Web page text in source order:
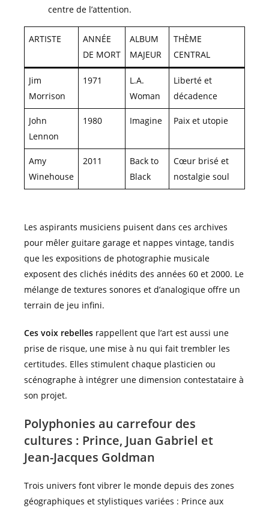
centre de l’attention.
ARTISTE
ANNÉE
DE MORT
ALBUM
MAJEUR
THÈME
CENTRAL
Jim
Morrison
1971
L.A.
Woman
Liberté et
décadence
John
Lennon
1980 Imagine Paix et utopie
Amy
Winehouse
2011
Back to
Black
Cœur brisé et
nostalgie soul
Les aspirants musiciens puisent dans ces archives
pour mêler guitare garage et nappes vintage, tandis
que les expositions de photographie musicale
exposent des clichés inédits des années 60 et 2000. Le
mélange de textures sonores et d’analogique offre un
terrain de jeu infini.
Ces voix rebelles rappellent que l’art est aussi une
prise de risque, une mise à nu qui fait trembler les
certitudes. Elles stimulent chaque plasticien ou
scénographe à intégrer une dimension contestataire à
son projet.
Polyphonies au carrefour des
cultures : Prince, Juan Gabriel et
Jean-Jacques Goldman
Trois univers font vibrer le monde depuis des zones
géographiques et stylistiques variées : Prince aux